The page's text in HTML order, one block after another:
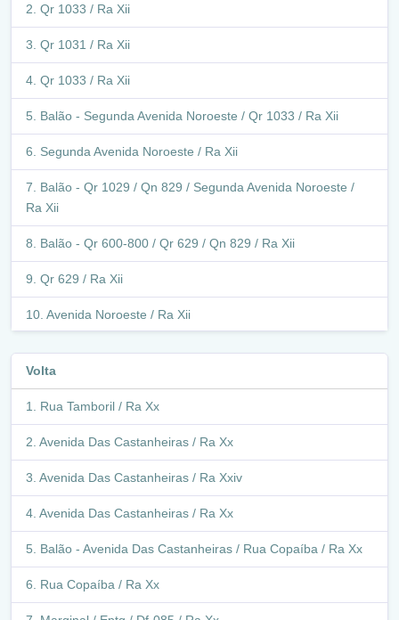
Qr 1033 / Ra Xii
Qr 1031 / Ra Xii
Qr 1033 / Ra Xii
Balão - Segunda Avenida Noroeste / Qr 1033 / Ra Xii
Segunda Avenida Noroeste / Ra Xii
Balão - Qr 1029 / Qn 829 / Segunda Avenida Noroeste /
Ra Xii
Balão - Qr 600-800 / Qr 629 / Qn 829 / Ra Xii
Qr 629 / Ra Xii
Avenida Noroeste / Ra Xii
Q 433 / Ra Xii
Retorno - Interna Antigo Terminal Samambaia Norte / Ra
Xii
Antigo Terminal Samambaia Norte / Ra Xii
Retorno - Interna Antigo Terminal Samambaia Norte / Ra
Xii
Q 433 / Ra Xii
Avenida Noroeste / Ra Xii
Balão - Primeira Avenida Norte / Avenida Noroeste / Ra
Volta
Rua Tamboril / Ra Xx
Avenida Das Castanheiras / Ra Xx
Avenida Das Castanheiras / Ra Xxiv
Avenida Das Castanheiras / Ra Xx
Balão - Avenida Das Castanheiras / Rua Copaíba / Ra Xx
Rua Copaíba / Ra Xx